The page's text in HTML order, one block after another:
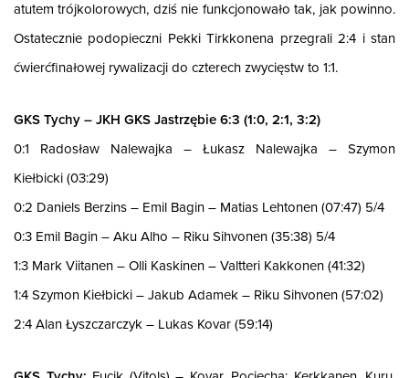
atutem trójkolorowych, dziś nie funkcjonowało tak, jak powinno.
Ostatecznie podopieczni Pekki Tirkkonena przegrali 2:4 i stan
ćwierćfinałowej rywalizacji do czterech zwycięstw to 1:1.
GKS Tychy – JKH GKS Jastrzębie 6:3 (1:0, 2:1, 3:2)
0:1 Radosław Nalewajka – Łukasz Nalewajka – Szymon
Kiełbicki (03:29)
0:2 Daniels Berzins – Emil Bagin – Matias Lehtonen (07:47) 5/4
0:3 Emil Bagin – Aku Alho – Riku Sihvonen (35:38) 5/4
1:3 Mark Viitanen – Olli Kaskinen – Valtteri Kakkonen (41:32)
1:4 Szymon Kiełbicki – Jakub Adamek – Riku Sihvonen (57:02)
2:4 Alan Łyszczarczyk – Lukas Kovar (59:14)